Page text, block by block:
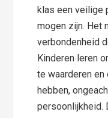
klas een veilige
mogen zijn. Het
verbondenheid
Kinderen leren
te waarderen
hebben,
persoonlijkheid.